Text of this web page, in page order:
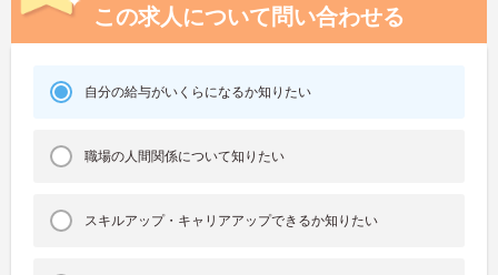
この求人について問い合わせる
自分の給与がいくらになるか知りたい
職場の人間関係について知りたい
スキルアップ・キャリアアップできるか知りたい